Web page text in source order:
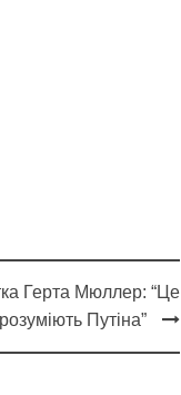
Герта Мюллер: “Це
Путіна”